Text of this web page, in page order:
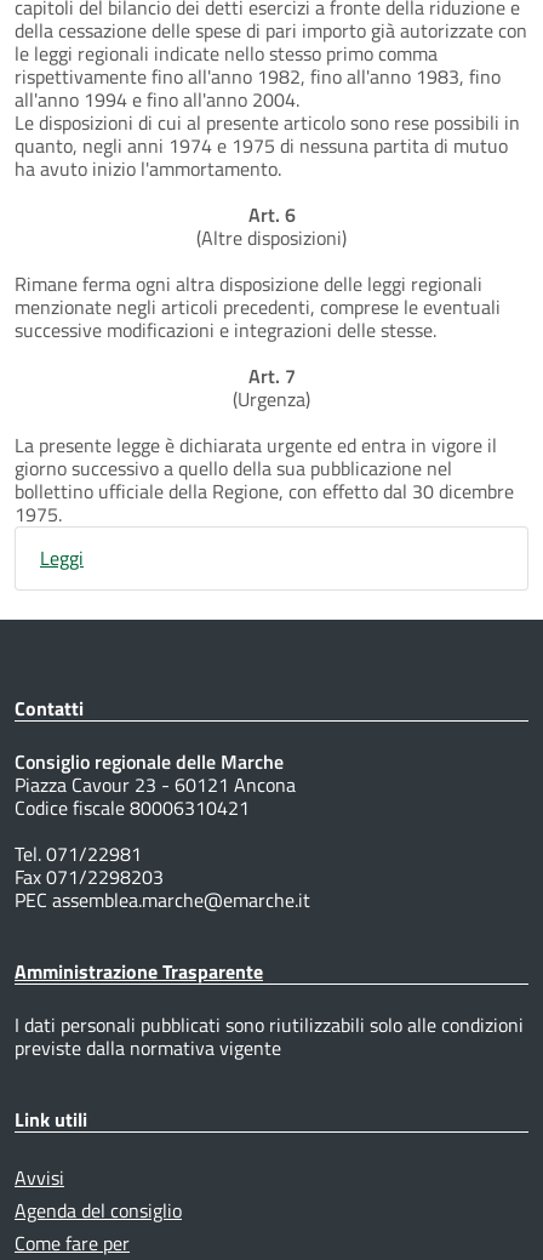
capitoli del bilancio dei detti esercizi a fronte della riduzione e
della cessazione delle spese di pari importo già autorizzate con
le leggi regionali indicate nello stesso primo comma
rispettivamente fino all'anno 1982, fino all'anno 1983, fino
all'anno 1994 e fino all'anno 2004.
Le disposizioni di cui al presente articolo sono rese possibili in
quanto, negli anni 1974 e 1975 di nessuna partita di mutuo
ha avuto inizio l'ammortamento.
Art. 6
(Altre disposizioni)
Rimane ferma ogni altra disposizione delle leggi regionali
menzionate negli articoli precedenti, comprese le eventuali
successive modificazioni e integrazioni delle stesse.
Art. 7
(Urgenza)
La presente legge è dichiarata urgente ed entra in vigore il
giorno successivo a quello della sua pubblicazione nel
bollettino ufficiale della Regione, con effetto dal 30 dicembre
1975.
Leggi
Contatti
Consiglio regionale delle Marche
Piazza Cavour 23 - 60121 Ancona
Codice fiscale 80006310421
Tel. 071/22981
Fax 071/2298203
PEC assemblea.marche@emarche.it
Amministrazione Trasparente
I dati personali pubblicati sono riutilizzabili solo alle condizioni
previste dalla normativa vigente
Link utili
Avvisi
Agenda del consiglio
Come fare per